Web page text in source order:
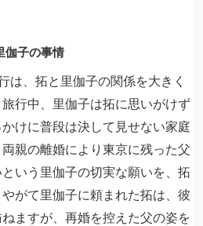
伽子の事情
は、拓と里伽子の関係を大きく
行中、里伽子は拓に思いがけず
けに普段は決して見せない家庭
親の離婚により東京に残った父
いう里伽子の切実な願いを、拓
がて里伽子に頼まれた拓は、彼
ますが、再婚を控えた父の姿を